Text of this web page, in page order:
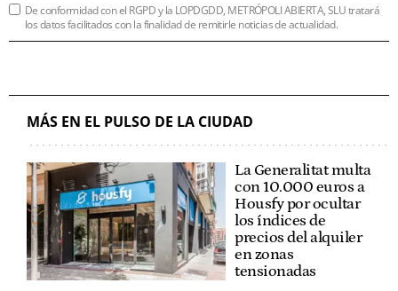
De conformidad con el RGPD y la LOPDGDD, METRÓPOLI ABIERTA, SLU tratará
los datos facilitados con la finalidad de remitirle noticias de actualidad.
MÁS EN EL PULSO DE LA CIUDAD
La Generalitat multa
con 10.000 euros a
Housfy por ocultar
los índices de
precios del alquiler
en zonas
tensionadas